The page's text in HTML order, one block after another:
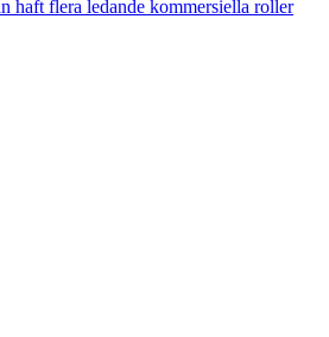
haft flera ledande kommersiella roller